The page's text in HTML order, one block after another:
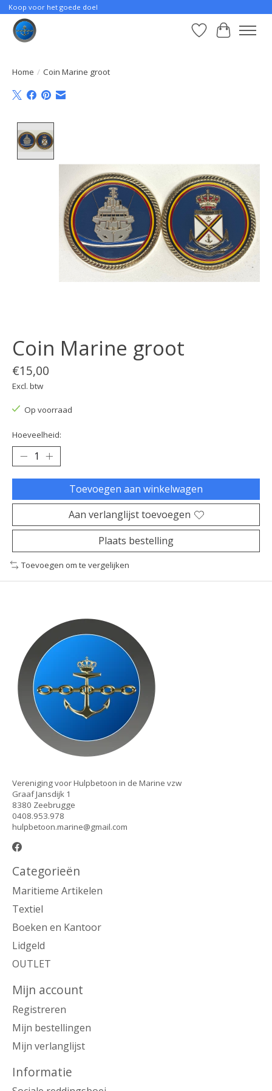
Koop voor het goede doel
Verlanglijst
Home / Coin Marine groot
Coin Marine groot
€15,00
Excl. btw
Op voorraad
Hoeveelheid:
Toevoegen aan winkelwagen
Aan verlanglijst toevoegen
Plaats bestelling
Toevoegen om te vergelijken
Vereniging voor Hulpbetoon in de Marine vzw
Graaf Jansdijk 1
8380 Zeebrugge
0408.953.978
hulpbetoon.marine@gmail.com
Categorieën
Maritieme Artikelen
Textiel
Boeken en Kantoor
Lidgeld
OUTLET
Mijn account
Registreren
Mijn bestellingen
Mijn verlanglijst
Informatie